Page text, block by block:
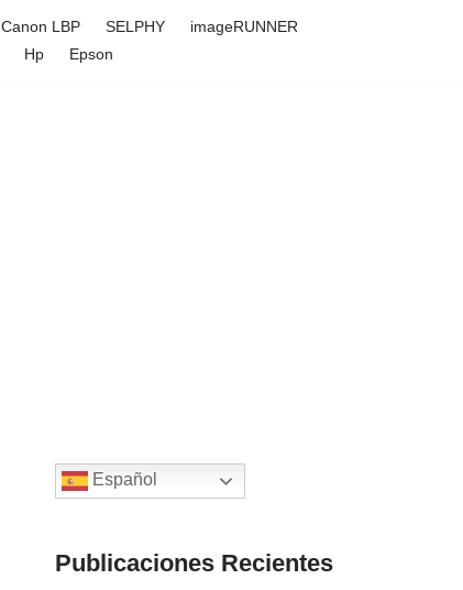
Canon LBP SELPHY
imageRUNNER
Hp Epson
Español
Publicaciones Recientes